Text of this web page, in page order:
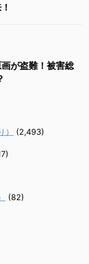
画が盗難！被害総
(2,493)
(82)